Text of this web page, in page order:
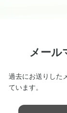
メール
過去にお送りした
ています。